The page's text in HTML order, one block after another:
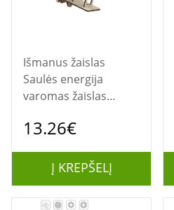
Išmanus žaislas
Saulės energija
varomas žaislas
Star”
13.26€
Į KREPŠELĮ